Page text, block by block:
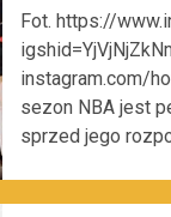
Fot. https://
instagram.com/
sezon NBA jest
sprzed jego